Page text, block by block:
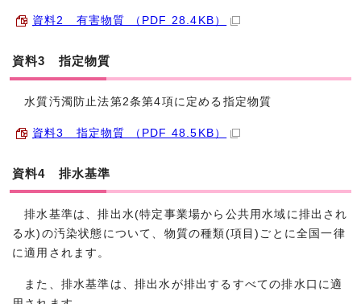
資料2 有害物質 （PDF 28.4KB）
資料3 指定物質
水質汚濁防止法第2条第4項に定める指定物質
資料3 指定物質 （PDF 48.5KB）
資料4 排水基準
排水基準は、排出水(特定事業場から公共用水域に排出され
る水)の汚染状態について、物質の種類(項目)ごとに全国一律
に適用されます。
また、排水基準は、排出水が排出するすべての排水口に適